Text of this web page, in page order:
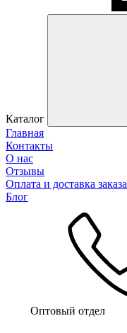
Каталог
Главная
Контакты
О нас
Отзывы
Оплата и доставка заказа
Блог
Оптовый отдел